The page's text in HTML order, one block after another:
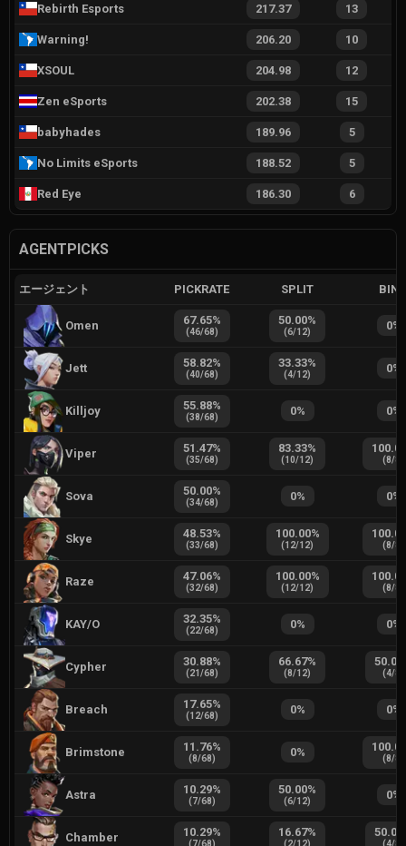
Rebirth Esports 217.37 13
Warning! 206.20 10
XSOUL 204.98 12
Zen eSports 202.38 15
babyhades 189.96 5
No Limits eSports 188.52 5
Red Eye 186.30 6
AGENTPICKS
エージェント PICKRATE SPLIT
Omen 67.65%
(46/68)
50.00%
(6/12) 0%
Jett 58.82%
(40/68)
33.33%
(4/12) 0%
Killjoy 55.88%
(38/68) 0% 0%
Viper 51.47%
(35/68)
83.33%
(10/12)
100.00
(8/8
Sova 50.00%
(34/68) 0% 0%
Skye 48.53%
(33/68)
100.00%
(12/12)
100.00
(8/8
Raze 47.06%
(32/68)
100.00%
(12/12)
100.00
(8/8
KAY/O 32.35%
(22/68) 0% 0%
Cypher 30.88%
(21/68)
66.67%
(8/12)
50.00
(4/8
Breach 17.65%
(12/68) 0% 0%
Brimstone 11.76%
(8/68) 0% 100.00
(8/8
Astra 10.29%
(7/68)
50.00%
(6/12) 0%
Chamber 10.29%
(7/68)
16.67%
(2/12)
50.00
(4/8